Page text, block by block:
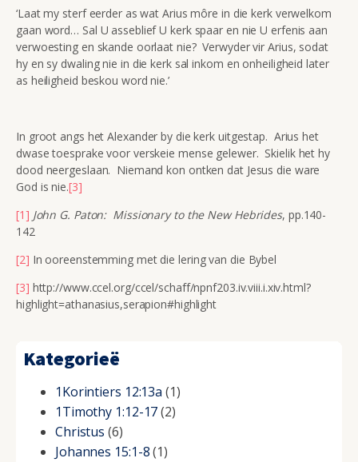
‘Laat my sterf eerder as wat Arius môre in die kerk verwelkom
gaan word… Sal U asseblief U kerk spaar en nie U erfenis aan
verwoesting en skande oorlaat nie? Verwyder vir Arius, sodat
hy en sy dwaling nie in die kerk sal inkom en onheiligheid later
as heiligheid beskou word nie.’
In groot angs het Alexander by die kerk uitgestap. Arius het
dwase toesprake voor verskeie mense gelewer. Skielik het hy
dood neergeslaan. Niemand kon ontken dat Jesus die ware
God is nie.[3]
[1] John G. Paton: Missionary to the New Hebrides, pp.140-
142
[2] In ooreenstemming met die lering van die Bybel
[3] http://www.ccel.org/ccel/schaff/npnf203.iv.viii.i.xiv.html?
highlight=athanasius,serapion#highlight
Kategorieë
1Korintiers 12:13a (1)
1Timothy 1:12-17(2)
Christus (6)
Johannes 15:1-8(1)